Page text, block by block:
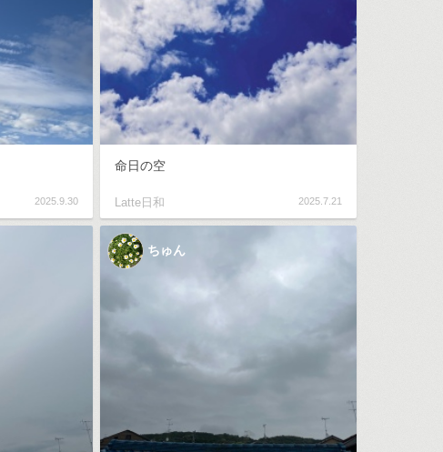
2025.9.30
命日の空
Latte日和 2025.7.21
ちゅん